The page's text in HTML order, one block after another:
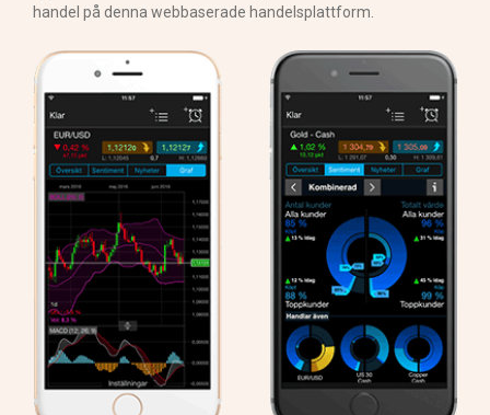
handel på denna webbaserade handelsplattform.